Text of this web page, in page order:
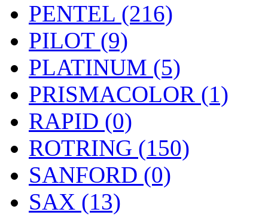
PENTEL (216)
PILOT (9)
PLATINUM (5)
PRISMACOLOR (1)
RAPID (0)
ROTRING (150)
SANFORD (0)
SAX (13)